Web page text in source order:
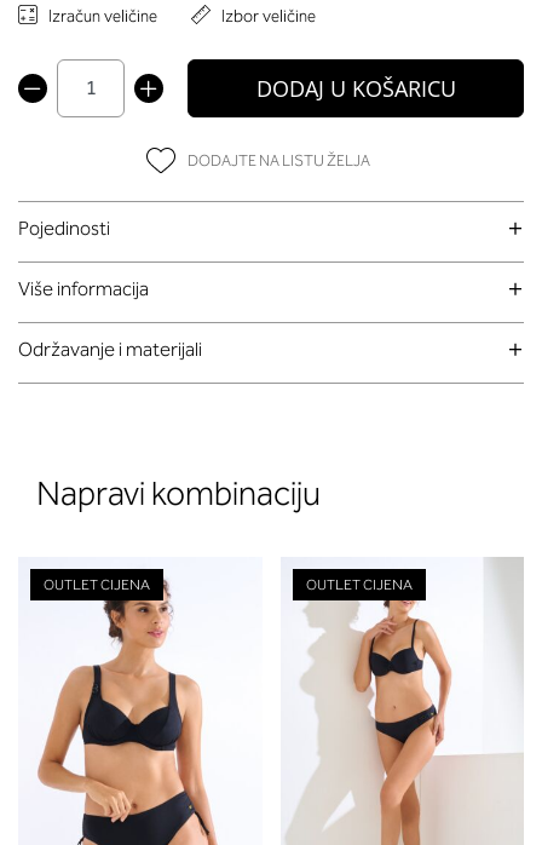
Izračun veličine Izbor veličine
DODAJ U KOŠARICU
DODAJTE NA LISTU ŽELJA
Pojedinosti
Više informacija
Održavanje i materijali
Napravi kombinaciju
OUTLET CIJENA OUTLET CIJENA